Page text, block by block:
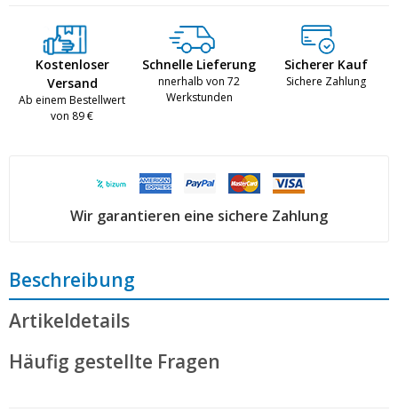
Kostenloser
Versand
Ab einem Bestellwert
von 89 €
Schnelle Lieferung
nnerhalb von 72
Werkstunden
Sicherer Kauf
Sichere Zahlung
Wir garantieren eine sichere Zahlung
Beschreibung
Artikeldetails
Häufig gestellte Fragen